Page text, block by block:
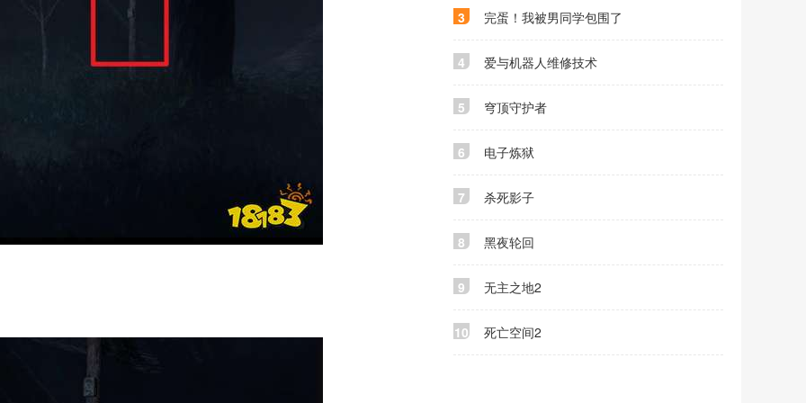
3 完蛋！我被男同学包围了
4 爱与机器人维修技术
5 穹顶守护者
6 电子炼狱
7 杀死影子
8 黑夜轮回
9 无主之地2
10 死亡空间2